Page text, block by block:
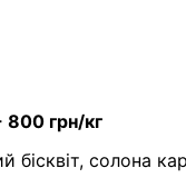
800 грн/кг
бісквіт, солона